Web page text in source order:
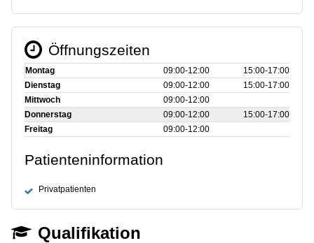
Öffnungszeiten
Montag 09:00‑12:00
15:00‑17:00
Dienstag
09:00‑12:00
15:00‑17:00
Mittwoch
09:00‑12:00
Donnerstag
09:00‑12:00
15:00‑17:00
Freitag
09:00‑12:00
Patienteninformation
Privatpatienten
Qualifikation